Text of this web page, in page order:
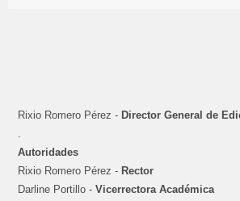
Rixio Romero Pérez - Director General de
.
Autoridades
Rixio Romero Pérez - Rector
Darline Portillo -Vicerrectora Académica